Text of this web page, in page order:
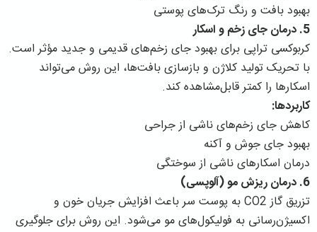
بهبود بافت و رنگ ترک‌های پوستی
5. درمان جای زخم و اسکار
کربوکسی تراپی برای بهبود جای زخم‌های قدیمی و جدید مؤثر است.
با تحریک تولید کلاژن و بازسازی بافت‌ها، این روش می‌تواند
اسکارها را کمتر قابل‌مشاهده کند.
کاربردها:
کاهش جای زخم‌های ناشی از جراحی
بهبود جای جوش و آکنه
درمان اسکارهای ناشی از سوختگی
6. درمان ریزش مو (آلوپسی)
تزریق گاز CO2 به پوست سر باعث افزایش جریان خون و
اکسیژن‌رسانی به فولیکول‌های مو می‌شود. این روش برای جلوگیری